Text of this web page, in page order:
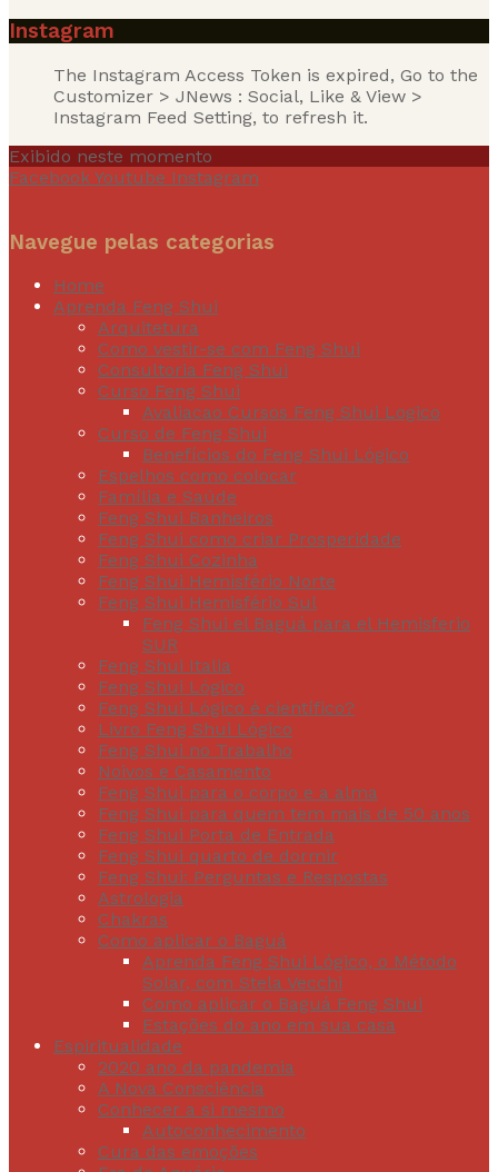
Instagram
The Instagram Access Token is expired, Go to the
Customizer > JNews : Social, Like & View >
Instagram Feed Setting, to refresh it.
Exibido neste momento
Facebook Youtube Instagram
Navegue pelas categorias
Home
Aprenda Feng Shui
Arquitetura
Como vestir-se com Feng Shui
Consultoria Feng Shui
Curso Feng Shui
Avaliacao Cursos Feng Shui Logico
Curso de Feng Shui
Benefícios do Feng Shui Lógico
Espelhos como colocar
Família e Saúde
Feng Shui Banheiros
Feng Shui como criar Prosperidade
Feng Shui Cozinha
Feng Shui Hemisfério Norte
Feng Shui Hemisfério Sul
Feng Shui el Baguá para el Hemisferio
SUR
Feng Shui Italia
Feng Shui Lógico
Feng Shui Lógico é científico?
Livro Feng Shui Lógico
Feng Shui no Trabalho
Noivos e Casamento
Feng Shui para o corpo e a alma
Feng Shui para quem tem mais de 50 anos
Feng Shui Porta de Entrada
Feng Shui quarto de dormir
Feng Shui: Perguntas e Respostas
Astrologia
Chakras
Como aplicar o Baguá
Aprenda Feng Shui Lógico, o Método
Solar, com Stela Vecchi
Como aplicar o Baguá Feng Shui
Estações do ano em sua casa
Espiritualidade
2020 ano da pandemia
A Nova Consciência
Conhecer a si mesmo
Autoconhecimento
Cura das emoções